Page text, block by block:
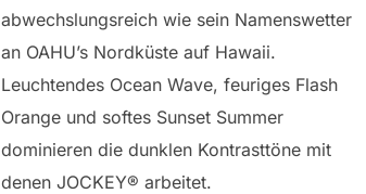
abwechslungsreich wie sein Namenswetter
an OAHU’s Nordküste auf Hawaii.
Leuchtendes Ocean Wave, feuriges Flash
Orange und softes Sunset Summer
dominieren die dunklen Kontrasttöne mit
denen JOCKEY® arbeitet.